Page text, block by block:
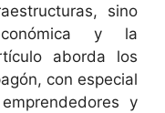
sino
y la
aborda los
con especial
y